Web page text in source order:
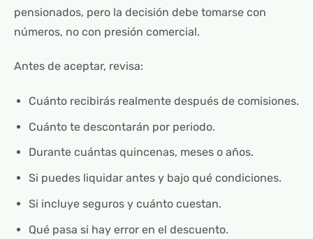
pensionados, pero la decisión debe tomarse con
números, no con presión comercial.
Antes de aceptar, revisa:
Cuánto recibirás realmente después de comisiones.
Cuánto te descontarán por periodo.
Durante cuántas quincenas, meses o años.
Si puedes liquidar antes y bajo qué condiciones.
Si incluye seguros y cuánto cuestan.
Qué pasa si hay error en el descuento.